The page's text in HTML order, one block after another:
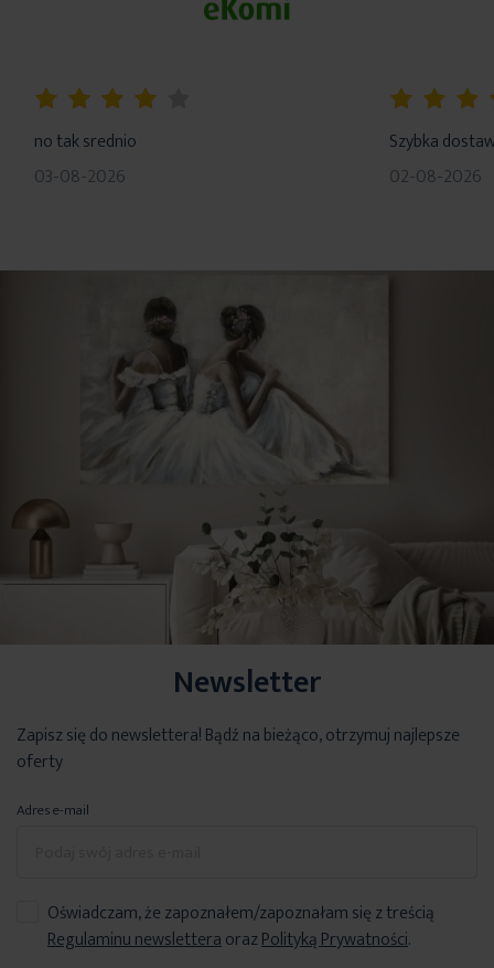
no tak srednio
03-08-2026
Szybka
02-08-2026
Newsletter
Zapisz się do newslettera! Bądź na bieżąco, otrzymuj najlepsze
oferty
Adres e-mail
Oświadczam, że zapoznałem/zapoznałam się z treścią
Regulaminu newsletteraorazPolityką Prywatności.